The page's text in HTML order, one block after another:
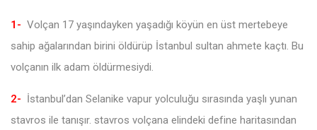
1- Volçan 17 yaşındayken yaşadığı köyün en üst mertebeye
sahip ağalarından birini öldürüp İstanbul sultan ahmete kaçtı. Bu
volçanın ilk adam öldürmesiydi.
2- İstanbul’dan Selanike vapur yolculuğu sırasında yaşlı yunan
stavros ile tanışır. stavros volçana elindeki define haritasından